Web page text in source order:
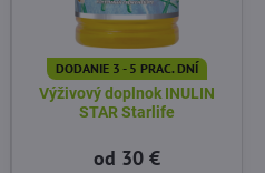
DODANIE 3 - 5 PRAC. DNÍ
Výživový doplnok INULIN
STAR Starlife
od 30 €